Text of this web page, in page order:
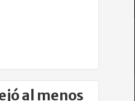
al menos